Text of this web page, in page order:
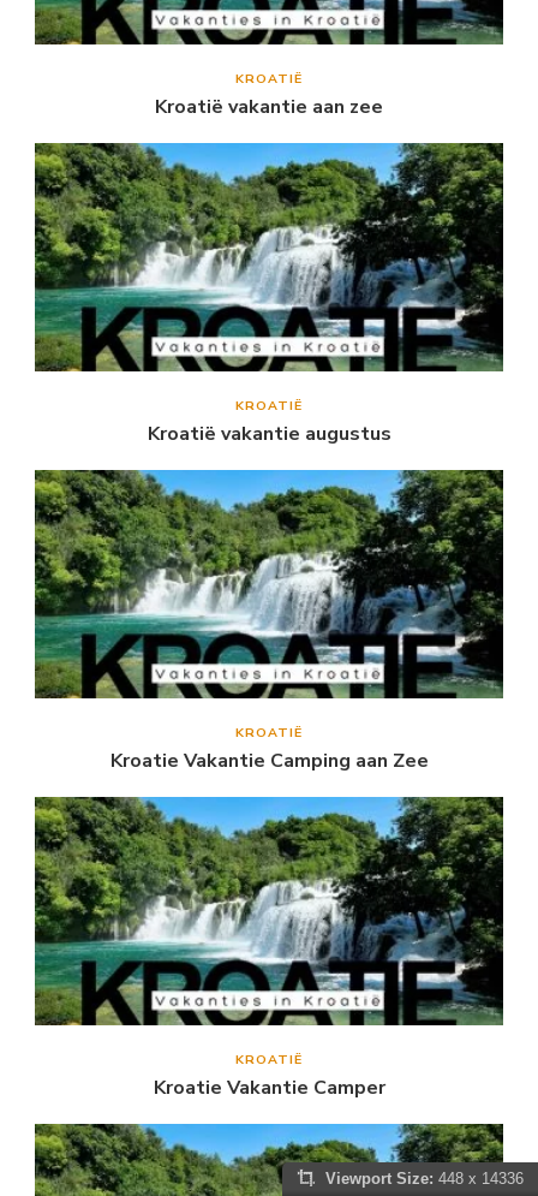
KROATIË
Kroatië vakantie aan zee
KROATIË
Kroatië vakantie augustus
KROATIË
Kroatie Vakantie Camping aan Zee
KROATIË
Kroatie Vakantie Camper
Viewport Size: 448 x 14336